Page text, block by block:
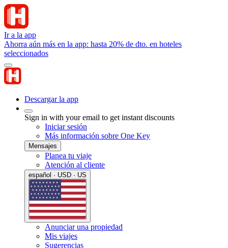
Ir a la app
Ahorra aún más en la app: hasta 20% de dto. en hoteles
seleccionados
Descargar la app
Sign in with your email to get instant discounts
Iniciar sesión
Más información sobre One Key
Mensajes
Planea tu viaje
Atención al cliente
español · USD · US
Anunciar una propiedad
Mis viajes
Sugerencias